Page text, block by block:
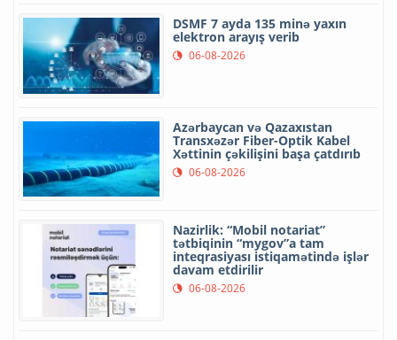
DSMF 7 ayda 135 minə yaxın
elektron arayış verib
06-08-2026
Azərbaycan və Qazaxıstan
Transxəzər Fiber-Optik Kabel
Xəttinin çəkilişini başa çatdırıb
06-08-2026
Nazirlik: “Mobil notariat”
tətbiqinin “mygov”a tam
inteqrasiyası istiqamətində işlər
davam etdirilir
06-08-2026